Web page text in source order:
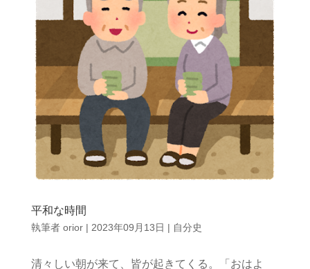
平和な時間
執筆者 orior| 2023年09月13日 | 自分史
清々しい朝が来て、皆が起きてくる。「おはよ